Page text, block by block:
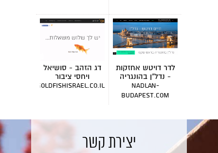
לדר דויטש אחזקות
- נדל"ן בהונגריה
nadlan-
budapest.com
דג הזהב - סושיאל
ויחסי ציבור
goldfishisrael.co.il
יצירת קשר